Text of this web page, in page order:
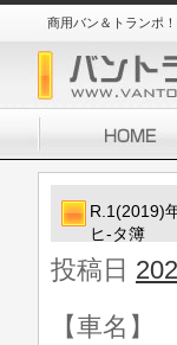
商用バン＆トランポ
R.1(2019)
ヒ-タ簿
投稿日
【車名